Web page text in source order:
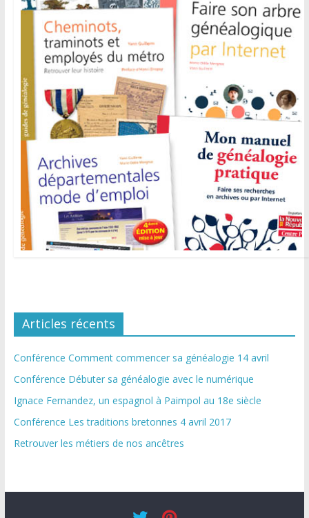
Articles récents
Conférence Comment commencer sa généalogie 14 avril
Conférence Débuter sa généalogie avec le numérique
Ignace Fernandez, un espagnol à Paimpol au 18e siècle
Conférence Les traditions bretonnes 4 avril 2017
Retrouver les métiers de nos ancêtres